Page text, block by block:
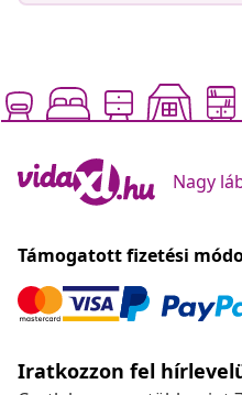
Nagy
Támogatott fizetési
Iratkozzon fel